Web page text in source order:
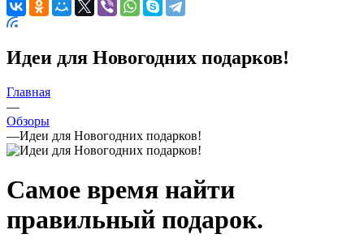
Идеи для Новогодних подарков!
Главная
—
Обзоры
—Идеи для Новогодних подарков!
Самое время найти
правильный подарок.